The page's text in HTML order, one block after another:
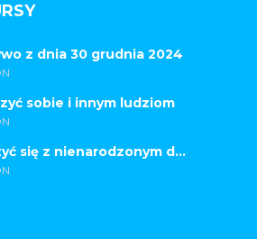
z dnia 30 grudnia 2024
sobie i innym ludziom
się z nienarodzonym d...